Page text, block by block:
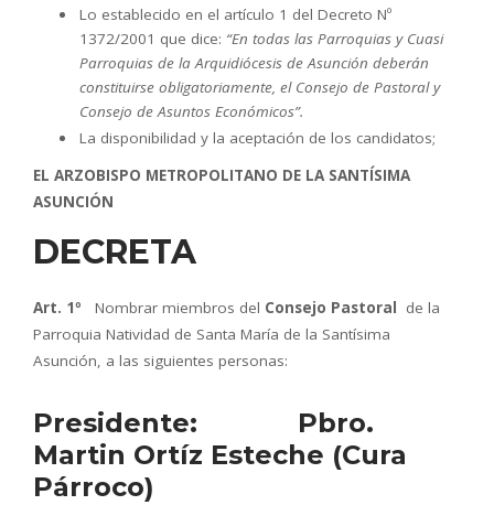
Lo establecido en el artículo 1 del Decreto Nº
1372/2001 que dice: “En todas las Parroquias y Cuasi
Parroquias de la Arquidiócesis de Asunción deberán
constituirse obligatoriamente, el Consejo de Pastoral y
Consejo de Asuntos Económicos”.
La disponibilidad y la aceptación de los candidatos;
EL ARZOBISPO METROPOLITANO DE LA SANTÍSIMA
ASUNCIÓN
DECRETA
Art. 1º Nombrar miembros del Consejo Pastoral de la
Parroquia Natividad de Santa María de la Santísima
Asunción, a las siguientes personas:
Presidente: Pbro.
Martin Ortíz Esteche (Cura
Párroco)